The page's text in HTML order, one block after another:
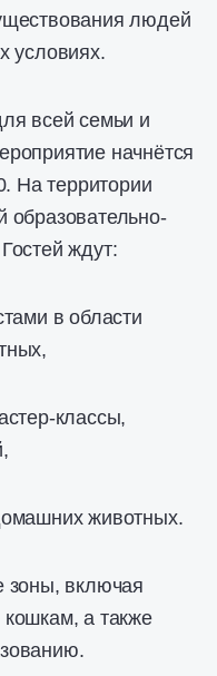
людей
условиях.
всей семьи и
начнётся
На территории
образовательно-
ждут:
в области
классы,
животных.
зоны, включая
а также